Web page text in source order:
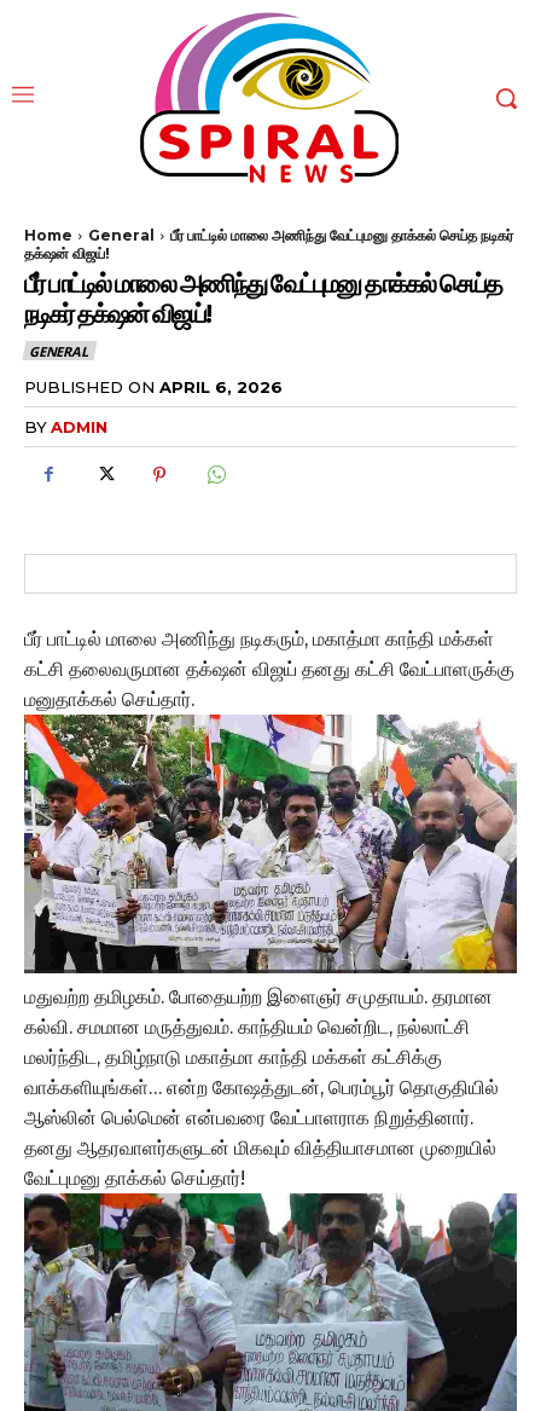
Home General
பீர் பாட்டில் மாலை அணிந்து வேட்புமனு தாக்கல் செய்த நடிகர்
தக்‌ஷன் விஜய்!
பீர் பாட்டில் மாலை அணிந்து வேட்புமனு தாக்கல் செய்த
நடிகர் தக்‌ஷன் விஜய்!
GENERAL
PUBLISHED ON APRIL 6, 2026
BYADMIN
பீர் பாட்டில் மாலை அணிந்து நடிகரும், மகாத்மா காந்தி மக்கள்
கட்சி தலைவருமான தக்‌ஷன் விஜய் தனது கட்சி வேட்பாளருக்கு
மனுதாக்கல் செய்தார்.
மதுவற்ற தமிழகம். போதையற்ற இளைஞர் சமுதாயம். தரமான
கல்வி. சமமான மருத்துவம். காந்தியம் வென்றிட, நல்லாட்சி
மலர்ந்திட, தமிழ்நாடு மகாத்மா காந்தி மக்கள் கட்சிக்கு
வாக்களியுங்கள்… என்ற கோஷத்துடன், பெரம்பூர் தொகுதியில்
ஆஸ்லின் பெல்மென் என்பவரை வேட்பாளராக நிறுத்தினார்.
தனது ஆதரவாளர்களுடன் மிகவும் வித்தியாசமான முறையில்
வேட்புமனு தாக்கல் செய்தார்!